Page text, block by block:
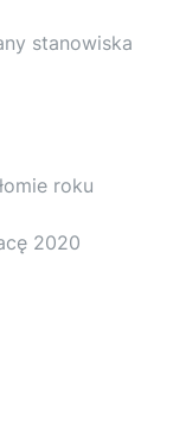
stanowiska
roku
2020